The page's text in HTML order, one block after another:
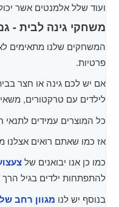
ועוד שלל אלמנטים אשר
משחקי גינה לבית -
המשחקים שלנו מתאימים
פרטיות.
אם יש לכם גינה או חצר
לילדים עם טרקטורים,
כל המוצרים עמידים לתנאי
אז כמו שאתם רואים אצלנו
כמו כן אנו יבואנים של
להתפתחות ילדים בגיל
בנוסף יש לנו מגוון רחב